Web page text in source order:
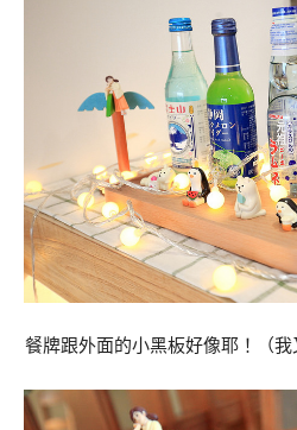
餐牌跟外面的小黑板好像耶！（我